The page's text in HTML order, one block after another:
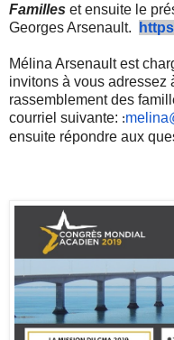
Familles et ensuite le
Georges Arsenault.
Mélina Arsenault est
invitons à vous adressez
rassemblement des
courriel suivante: :melina
ensuite répondre aux